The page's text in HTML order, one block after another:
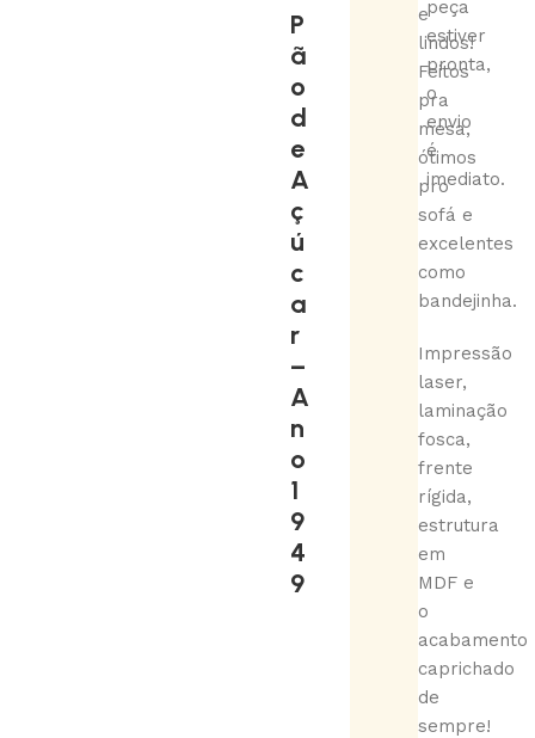
P
ã
o
d
e
A
ç
ú
c
a
r
–
A
n
o
1
9
4
9
peça
estiver
pronta,
o
envio
é
imediato.
e
lindos!
Feitos
pra
mesa,
ótimos
pro
sofá e
excelentes
como
bandejinha.
Impressão
laser,
laminação
fosca,
frente
rígida,
estrutura
em
MDF e
o
acabamento
caprichado
de
sempre!